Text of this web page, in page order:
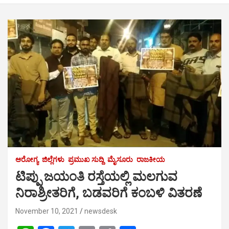
ಆರೋಗ್ಯ ಜಿಲ್ಲೆಗಳು ಪ್ರಮುಖ ಸುದ್ದಿ ಮೈಸೂರು ರಾಜಕೀಯ
ಟಿಪ್ಪು ಜಯಂತಿ ರಸ್ತೆಯಲ್ಲಿ ಮಲಗುವ
ನಿರಾಶ್ರೀತರಿಗೆ, ಬಡವರಿಗೆ ಕಂಬಳಿ ವಿತರಣೆ
November 10, 2021 newsdesk